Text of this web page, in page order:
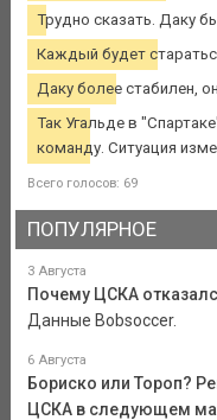
Трудно сказать. Даку
Каждый будет
Даку более стабилен,
Так Угальде в
команду. Ситуация
Всего голосов: 69
ПОПУЛЯРНОЕ
3 Августа
Почему ЦСКА
Данные Bobsoccer.
6 Августа
Бориско или Тороп?
ЦСКА в следующем